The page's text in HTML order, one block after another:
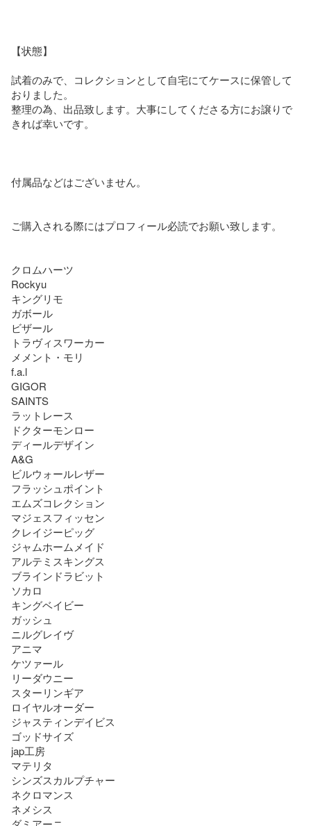
【状態】
試着のみで、コレクションとして自宅にてケースに保管して
おりました。
整理の為、出品致します。大事にしてくださる方にお譲りで
きれば幸いです。
付属品などはございません。
ご購入される際にはプロフィール必読でお願い致します。
クロムハーツ
Rockyu
キングリモ
ガボール
ビザール
トラヴィスワーカー
メメント・モリ
f.a.l
GIGOR
SAINTS
ラットレース
ドクターモンロー
ディールデザイン
A&G
ビルウォールレザー
フラッシュポイント
エムズコレクション
マジェスフィッセン
クレイジーピッグ
ジャムホームメイド
アルテミスキングス
ブラインドラビット
ソカロ
キングベイビー
ガッシュ
ニルグレイヴ
アニマ
ケツァール
リーダウニー
スターリンギア
ロイヤルオーダー
ジャスティンデイビス
ゴッドサイズ
jap工房
マテリタ
シンズスカルプチャー
ネクロマンス
ネメシス